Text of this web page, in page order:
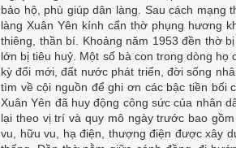
bảo hộ, phù giúp dân làng. Sau cách mạng
làng Xuân Yên kính cẩn thờ phụng hương
thiêng, thần bí. Khoảng năm 1953 đền thờ
lớn bị tiêu huỷ. Một số bà con trong dòng
kỳ đổi mới, đất nước phát triển, đời sống
tìm về cội nguồn để ghi ơn các bậc tiền bối
Xuân Yên đã huy động công sức của nhân
lại theo vị trí và quy mô ngày trước bao
vu, hữu vu, hạ điện, thượng điện được xây